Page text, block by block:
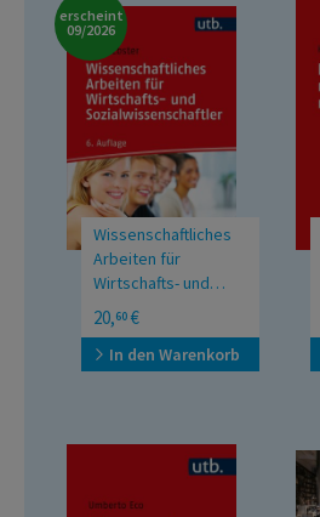
erscheint
09/2026
Wissenschaftliches
Arbeiten für
Wirtschafts- und
Sozialwissenschaftler
UTB Mittlere Reihe
20,60 €
In den Warenkorb